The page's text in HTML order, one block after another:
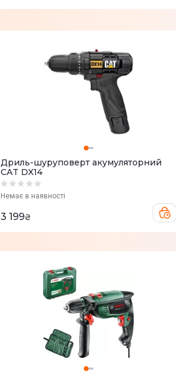
Дриль-шуруповерт акумуляторний
CAT DX14
Немає в наявності
3 199₴